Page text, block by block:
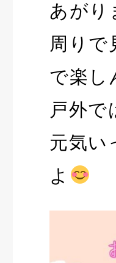
あがり
周りで
で楽し
戸外で
元気い
よ